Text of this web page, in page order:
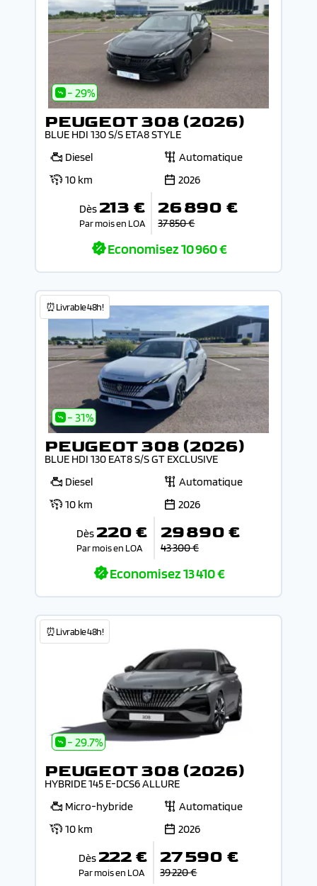
- 29%
PEUGEOT 308 (2026)
BLUE HDI 130 S/S ETA8 STYLE
Diesel
Automatique
10 km
2026
Dès 213 €
Par mois en LOA
26 890 €
37 850 €
Economisez10 960 €
⏰Livrable 48h!
- 31%
PEUGEOT 308 (2026)
BLUE HDI 130 EAT8 S/S GT EXCLUSIVE
Diesel
Automatique
10 km
2026
Dès 220 €
Par mois en LOA
29 890 €
43 300 €
Economisez13 410 €
⏰Livrable 48h!
- 29.7%
PEUGEOT 308 (2026)
HYBRIDE 145 E-DCS6 ALLURE
Micro-hybride
Automatique
10 km
2026
Dès 222 €
Par mois en LOA
27 590 €
39 220 €